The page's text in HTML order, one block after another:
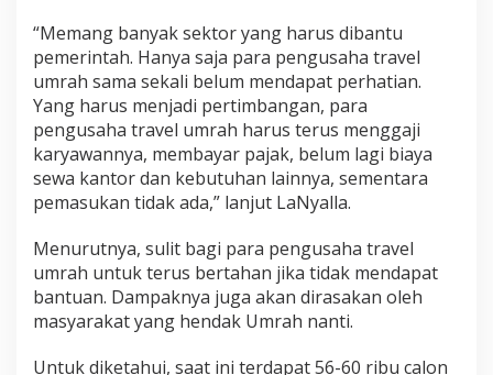
“Memang banyak sektor yang harus dibantu
pemerintah. Hanya saja para pengusaha travel
umrah sama sekali belum mendapat perhatian.
Yang harus menjadi pertimbangan, para
pengusaha travel umrah harus terus menggaji
karyawannya, membayar pajak, belum lagi biaya
sewa kantor dan kebutuhan lainnya, sementara
pemasukan tidak ada,” lanjut LaNyalla.
Menurutnya, sulit bagi para pengusaha travel
umrah untuk terus bertahan jika tidak mendapat
bantuan. Dampaknya juga akan dirasakan oleh
masyarakat yang hendak Umrah nanti.
Untuk diketahui, saat ini terdapat 56-60 ribu calon